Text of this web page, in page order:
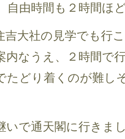
自由時間も２時間ほ
吉大社の見学でも行
内なうえ、２時間で
たどり着くのが難し
いで通天閣に行きま